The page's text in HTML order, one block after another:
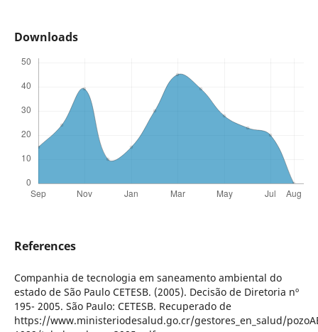
Downloads
References
Companhia de tecnologia em saneamento ambiental do
estado de São Paulo CETESB. (2005). Decisão de Diretoria nº
195- 2005. São Paulo: CETESB. Recuperado de
https://www.ministeriodesalud.go.cr/gestores_en_salud/